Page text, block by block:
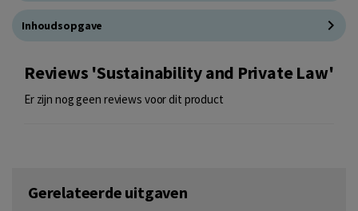
Inhoudsopgave
Reviews 'Sustainability and Private Law'
Er zijn nog geen reviews voor dit product
Gerelateerde uitgaven